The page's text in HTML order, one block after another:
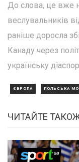
До слова, це вже
веслувальників
раніше доросла
Канаду через
українську
ЄВРОПА ПОЛЬСЬКА
ЧИТАЙТЕ